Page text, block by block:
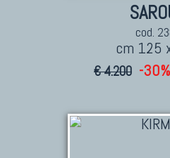
cod.
cm 125
€ 4.200 -30%